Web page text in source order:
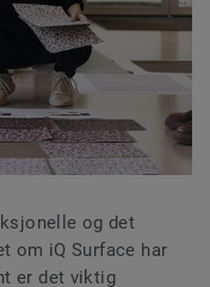
og det
om iQ Surface har
er det viktig